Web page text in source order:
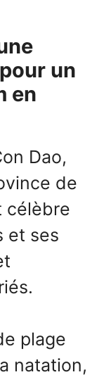
un
en
Dao,
de
célèbre
et ses
plage
natation,